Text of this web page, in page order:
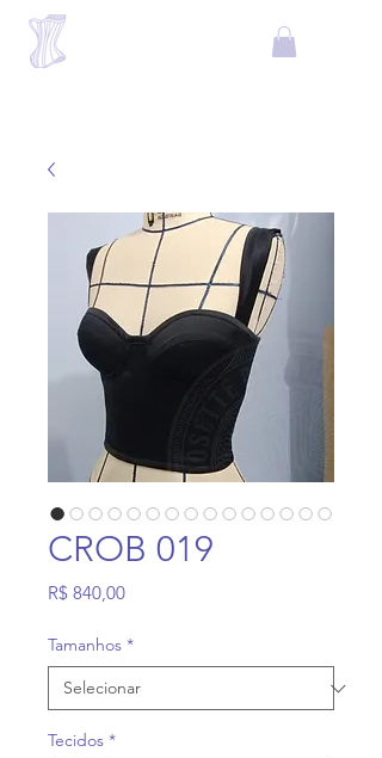
CROB 019
R$ 840,00Preço
Tamanhos *
Tecidos *